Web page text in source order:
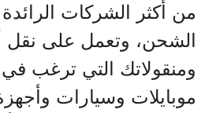
من أكثر الشركات
الشحن، وتعمل على نقل
ومنقولاتك التي ترغب
موبايلات وسيارات